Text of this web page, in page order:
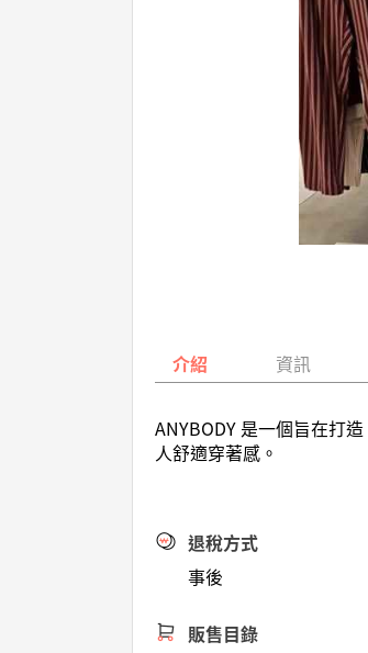
介紹 資訊
ANYBODY 是一個旨在打
人舒適穿著感。
退稅方式
事後
販售目錄